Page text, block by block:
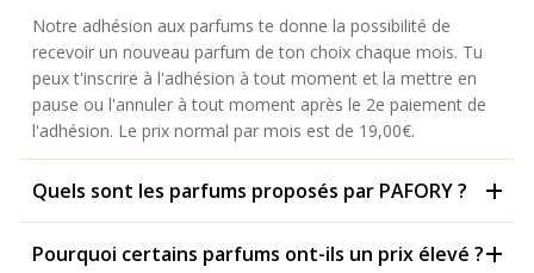
Notre adhésion aux parfums te donne la possibilité de
recevoir un nouveau parfum de ton choix chaque mois. Tu
peux t'inscrire à l'adhésion à tout moment et la mettre en
pause ou l'annuler à tout moment après le 2e paiement de
l'adhésion. Le prix normal par mois est de 19,00€.
Quels sont les parfums proposés par PAFORY ?
Pourquoi certains parfums ont-ils un prix élevé ?